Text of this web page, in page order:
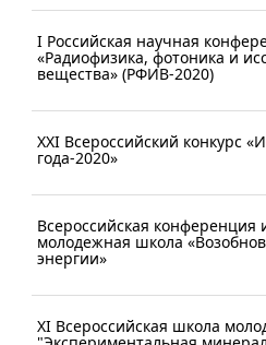
I Российская научная
«Радиофизика, фотоника и
вещества» (РФИВ-2020)
XХI Всероссийский конкурс
года-2020»
Всероссийская конференция
молодежная школа
энергии»
XI Всероссийская школа